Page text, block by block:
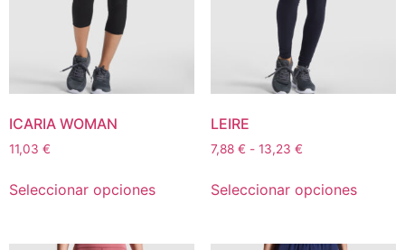
ICARIA WOMAN
11,03 €
Seleccionar opciones
LEIRE
7,88 € - 13,23 €
Seleccionar opciones